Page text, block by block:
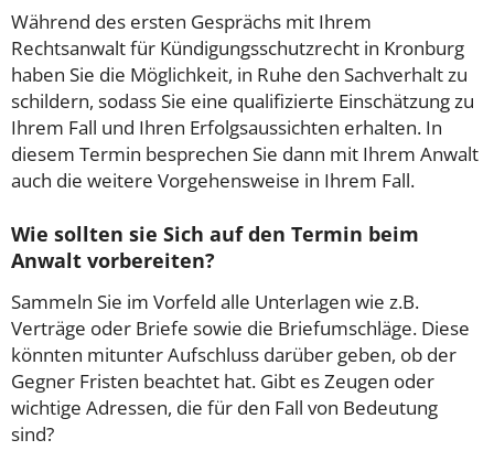
Während des ersten Gesprächs mit Ihrem
Rechtsanwalt für Kündigungsschutzrecht in Kronburg
haben Sie die Möglichkeit, in Ruhe den Sachverhalt zu
schildern, sodass Sie eine qualifizierte Einschätzung zu
Ihrem Fall und Ihren Erfolgsaussichten erhalten. In
diesem Termin besprechen Sie dann mit Ihrem Anwalt
auch die weitere Vorgehensweise in Ihrem Fall.
Wie sollten sie Sich auf den Termin beim
Anwalt vorbereiten?
Sammeln Sie im Vorfeld alle Unterlagen wie z.B.
Verträge oder Briefe sowie die Briefumschläge. Diese
könnten mitunter Aufschluss darüber geben, ob der
Gegner Fristen beachtet hat. Gibt es Zeugen oder
wichtige Adressen, die für den Fall von Bedeutung
sind?